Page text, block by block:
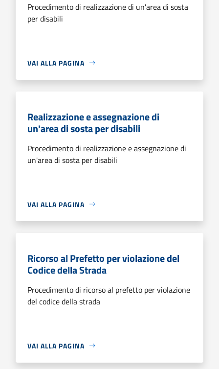
Procedimento di realizzazione di un'area di sosta
per disabili
VAI ALLA PAGINA
Realizzazione e assegnazione di
un'area di sosta per disabili
Procedimento di realizzazione e assegnazione di
un'area di sosta per disabili
VAI ALLA PAGINA
Ricorso al Prefetto per violazione del
Codice della Strada
Procedimento di ricorso al prefetto per violazione
del codice della strada
VAI ALLA PAGINA